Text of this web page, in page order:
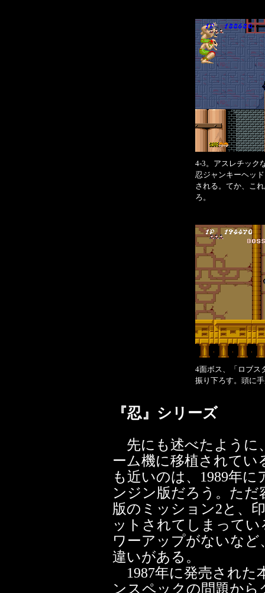
4-3。アスレチック
忍ジャンキーヘッ
される。てか、こ
ろ。
4面ボス、「ロブス
振り下ろす。頭に
『忍』シリーズ
先にも述べたように
ーム機に移植されてい
も近いのは、1989年
ンジン版だろう。た
版のミッション2と、
ットされてしまって
ワーアップがないな
違いがある。
1987年に発売された
ンスペックの問題か